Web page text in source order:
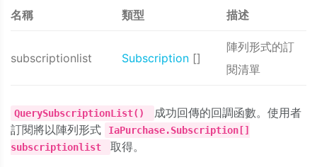
名稱 類型 描述
subscriptionlist Subscription []
陣列形式的訂
閱清單
QuerySubscriptionList()
成功回傳的回調函數。使用者
訂閱將以陣列形式
IaPurchase.Subscription[]
subscriptionlist
取得。